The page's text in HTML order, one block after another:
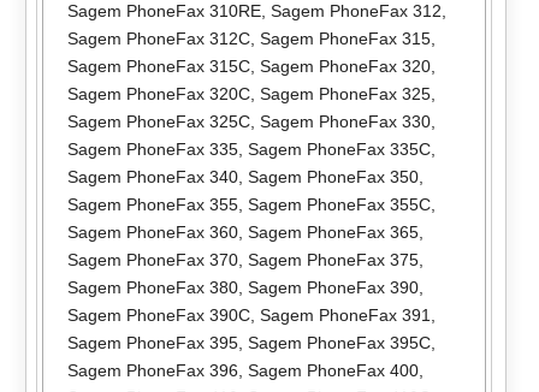
Sagem PhoneFax 310RE, Sagem PhoneFax 312,
Sagem PhoneFax 312C, Sagem PhoneFax 315,
Sagem PhoneFax 315C, Sagem PhoneFax 320,
Sagem PhoneFax 320C, Sagem PhoneFax 325,
Sagem PhoneFax 325C, Sagem PhoneFax 330,
Sagem PhoneFax 335, Sagem PhoneFax 335C,
Sagem PhoneFax 340, Sagem PhoneFax 350,
Sagem PhoneFax 355, Sagem PhoneFax 355C,
Sagem PhoneFax 360, Sagem PhoneFax 365,
Sagem PhoneFax 370, Sagem PhoneFax 375,
Sagem PhoneFax 380, Sagem PhoneFax 390,
Sagem PhoneFax 390C, Sagem PhoneFax 391,
Sagem PhoneFax 395, Sagem PhoneFax 395C,
Sagem PhoneFax 396, Sagem PhoneFax 400,